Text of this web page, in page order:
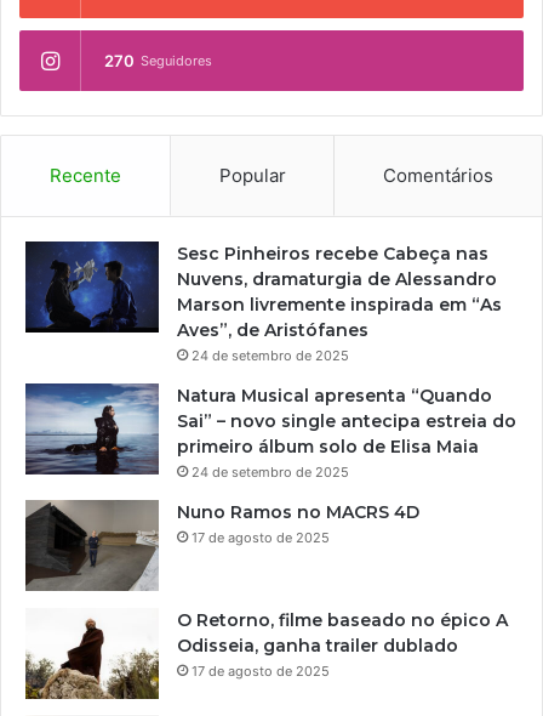
270 Seguidores
Recente Popular Comentários
Sesc Pinheiros recebe Cabeça nas
Nuvens, dramaturgia de Alessandro
Marson livremente inspirada em “As
Aves”, de Aristófanes
24 de setembro de 2025
Natura Musical apresenta “Quando
Sai” – novo single antecipa estreia do
primeiro álbum solo de Elisa Maia
24 de setembro de 2025
Nuno Ramos no MACRS 4D
17 de agosto de 2025
O Retorno, filme baseado no épico A
Odisseia, ganha trailer dublado
17 de agosto de 2025